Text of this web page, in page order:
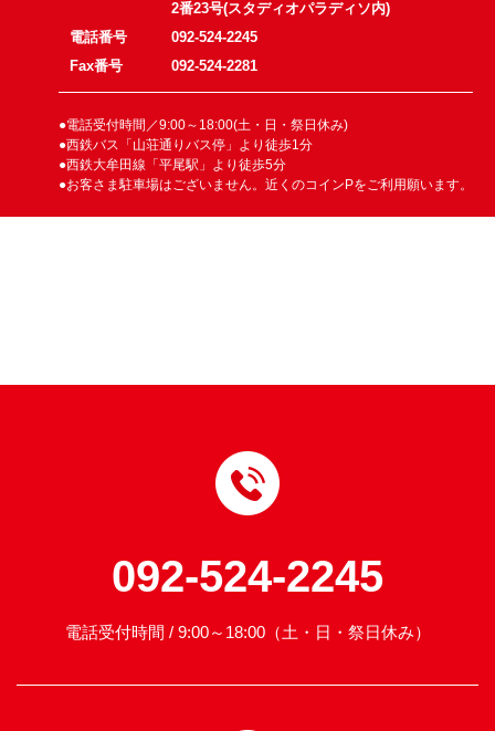
2番23号(スタディオパラディソ内)
電話番号
092-524-2245
Fax番号
092-524-2281
●電話受付時間／9:00～18:00(土・日・祭日休み)
●西鉄バス「山荘通りバス停」より徒歩1分
●西鉄大牟田線「平尾駅」より徒歩5分
●お客さま駐車場はございません。近くのコインPをご利用願います。
092-524-2245
電話受付時間 / 9:00～18:00（土・日・祭日休み）